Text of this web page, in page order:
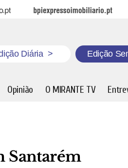
BPI Expresso Imobiliário
Diária > Edição
Opinião O MIRANTE TV
Santarém